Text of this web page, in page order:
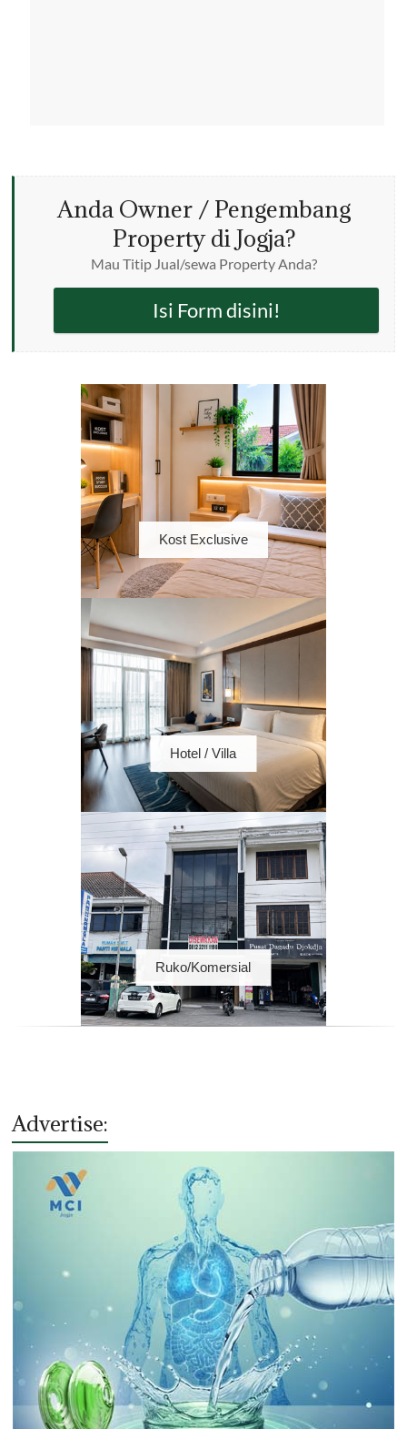
Anda Owner / Pengembang
Property di Jogja?
Mau Titip Jual/sewa Property Anda?
Isi Form disini!
Kost Exclusive
Hotel / Villa
Ruko/Komersial
Advertise: